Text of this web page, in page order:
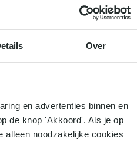
Over
en advertenties binnen en
de knop 'Akkoord'. Als je op
alleen noodzakelijke cookies